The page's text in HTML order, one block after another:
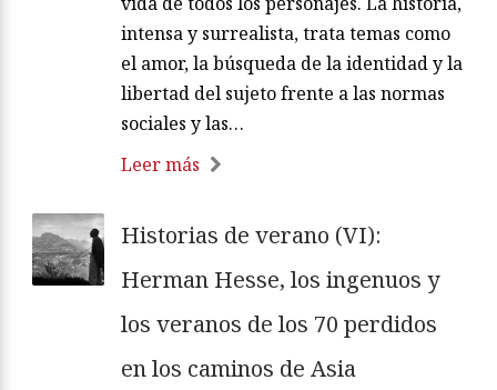
intensa y surrealista, trata temas como
el amor, la búsqueda de la identidad y la
libertad del sujeto frente a las normas
sociales y las…
Leer más
Historias de verano (VI):
Herman Hesse, los ingenuos y
los veranos de los 70 perdidos
en los caminos de Asia